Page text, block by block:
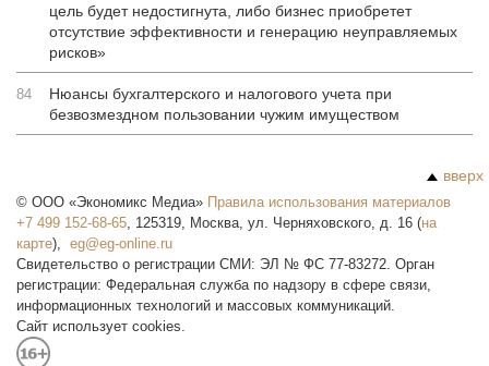
цель будет недостигнута, либо бизнес приобретет
отсутствие эффективности и генерацию неуправляемых
рисков»
84
Нюансы бухгалтерского и налогового учета при
безвозмездном пользовании чужим имуществом
вверх
© ООО «Экономикс Медиа» Правила использования материалов
+7 499 152-68-65, 125319, Москва, ул. Черняховского, д. 16 (на
карте),
Свидетельство о регистрации СМИ: ЭЛ № ФС 77-83272. Орган
регистрации: Федеральная служба по надзору в сфере связи,
информационных технологий и массовых коммуникаций.
Сайт использует cookies.